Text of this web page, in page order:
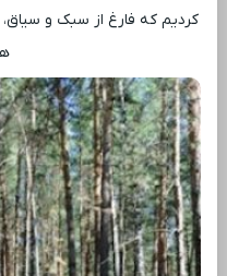
کردیم که فارغ از سبک و سیاق،